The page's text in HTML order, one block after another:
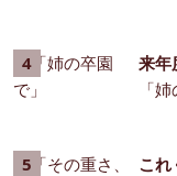
来年
「
これ